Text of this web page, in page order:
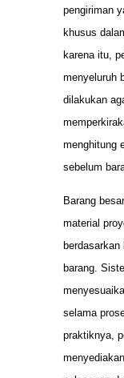
pengiriman
khusus
karena itu,
menyeluruh
dilakukan
menghitung
sebelum
Barang
material
barang.
selama
praktiknya,